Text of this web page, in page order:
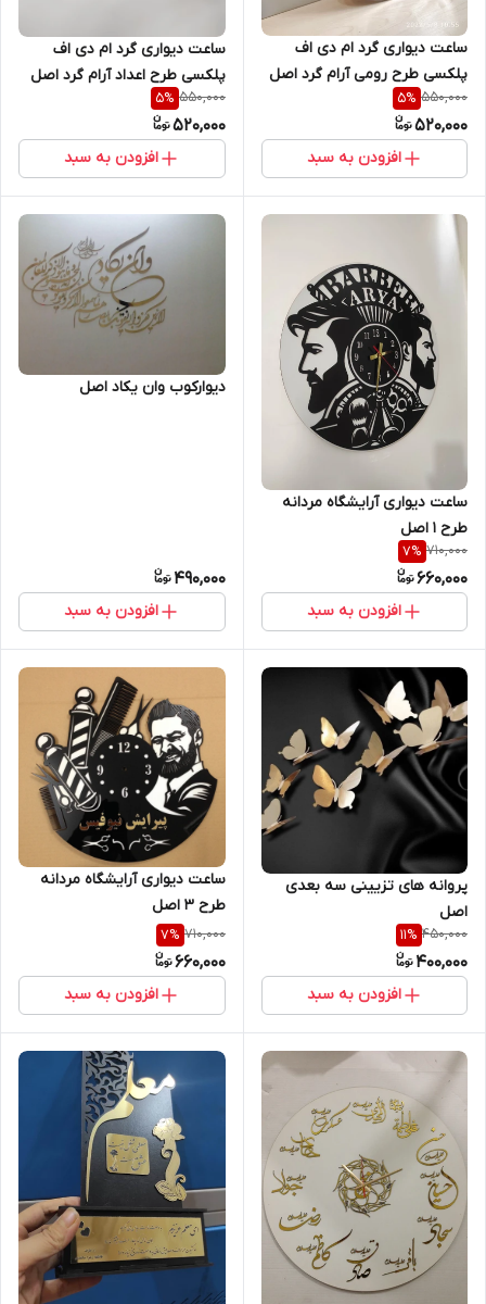
ساعت دیواری گرد ام دی اف
پلکسی طرح رومی آرام گرد اصل
550,000
5%
520,000
افزودن به سبد
ساعت دیواری گرد ام دی اف
پلکسی طرح اعداد آرام گرد اصل
550,000
5%
520,000
افزودن به سبد
ساعت دیواری آرایشگاه مردانه
طرح ۱ اصل
710,000
7%
660,000
افزودن به سبد
دیوارکوب وان یکاد اصل
490,000
افزودن به سبد
پروانه های تزیینی سه بعدی
اصل
450,000
11%
400,000
افزودن به سبد
ساعت دیواری آرایشگاه مردانه
طرح 3 اصل
710,000
7%
660,000
افزودن به سبد